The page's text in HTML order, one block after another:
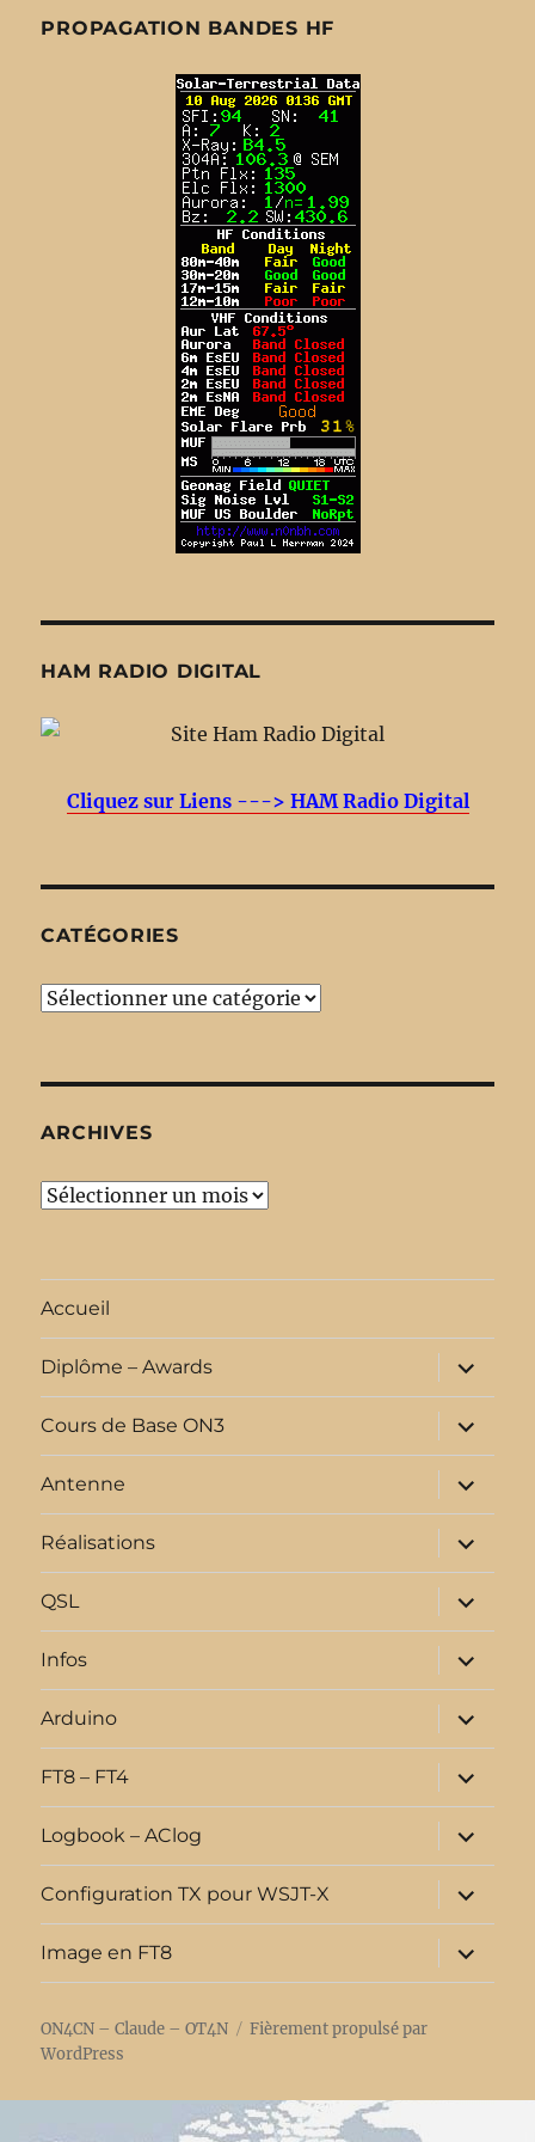
PROPAGATION BANDES HF
HAM RADIO DIGITAL
Cliquez sur Liens ---> HAM Radio Digital
CATÉGORIES
Catégories
ARCHIVES
Archives
Accueil
Diplôme – Awards
ouvrir
le
sous-
menu
Cours de Base ON3
ouvrir
le
sous-
menu
Antenne
ouvrir
le
sous-
menu
Réalisations
ouvrir
le
sous-
menu
QSL
ouvrir
le
sous-
menu
Infos
ouvrir
le
sous-
menu
Arduino
ouvrir
le
sous-
menu
FT8 – FT4
ouvrir
le
sous-
menu
Logbook – AClog
ouvrir
le
sous-
menu
Configuration TX pour WSJT-X
ouvrir
le
sous-
menu
Image en FT8
ouvrir
le
sous-
ON4CN – Claude – OT4N
Fièrement propulsé par
WordPress